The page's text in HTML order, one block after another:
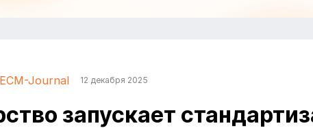
Journal 12 декабря 2025
запускает